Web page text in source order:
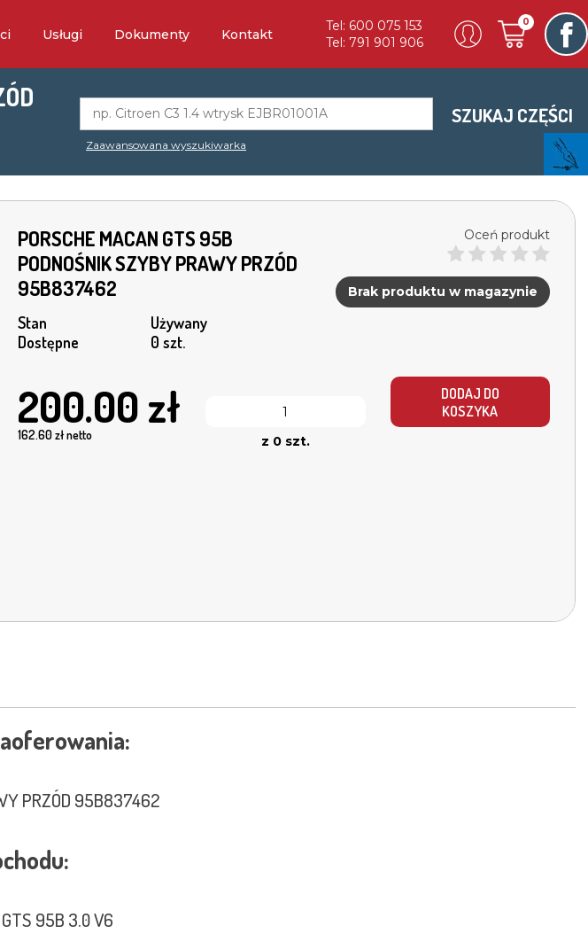
Usługi Dokumenty Kontakt
Tel: 600 075 153
Tel: 791 901 906
0
Zaawansowana wyszukiwarka
SZUKAJ CZĘŚCI
PORSCHE MACAN GTS 95B
PODNOŚNIK SZYBY PRAWY PRZÓD
95B837462
Stan
Używany
Dostępne
0 szt.
Oceń produkt
Brak produktu w magazynie
200.00 zł
162.60zł netto z 0 szt.
DODAJ DO
KOSZYKA
PRZÓD 95B837462
95B 3.0 V6